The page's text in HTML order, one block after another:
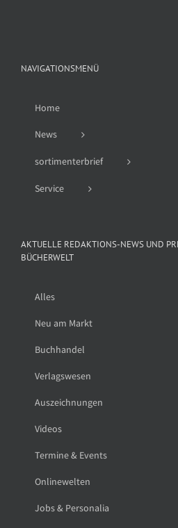
NAVIGATIONSMENÜ
Home
News
sortimenterbrief
Service
AKTUELLE REDAKTIONS-NEWS UND
BÜCHERWELT
Alles
Neu am Markt
Buchhandel
Verlagswesen
Auszeichnungen
Videos
Termine & Events
Onlinewelten
Jobs & Personalia